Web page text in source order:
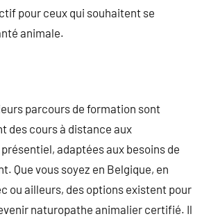
pour ceux qui souhaitent se
animale.
parcours de formation sont
des cours à distance aux
adaptées aux besoins de
Que vous soyez en Belgique, en
ou ailleurs, des options existent pour
naturopathe animalier certifié. Il